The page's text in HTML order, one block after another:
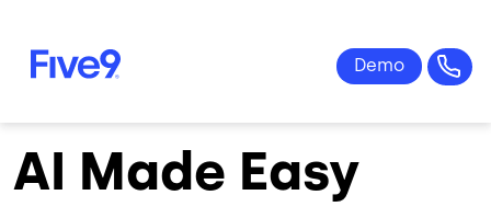
AI Made Easy